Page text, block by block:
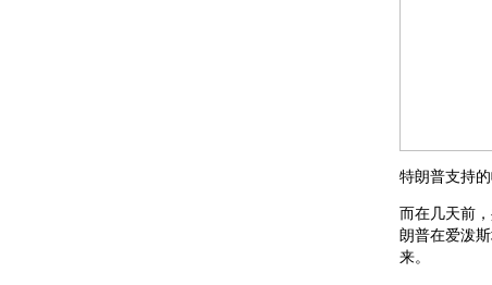
特朗普支持
而在几天前
朗普在爱泼
来。